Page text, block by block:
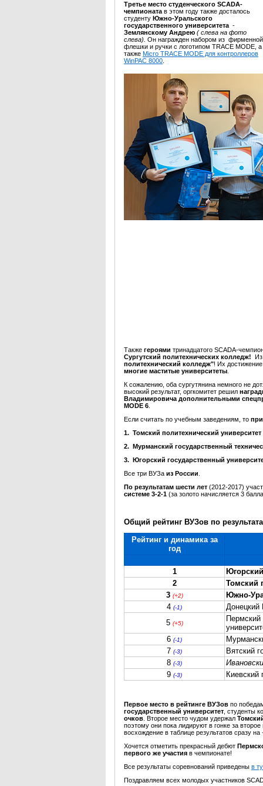
Третье место студенческого SCADA-
чемпионата в этом году также досталось
студенту Южно-Уральского
государственного университета -
Землянскому Андрею ( слева на фото
слева). Он награжден набором из фирменной
флешки и ручки с логотипом TRACE MODE, а
также Micro TRACE MODE для контроллеров
WinPAC 8000
Также героями тринадцатого SCADA-
Сургутский политехнических колледж!
политехнический колледж"! Их
многие маститые университеты
К сожалению, оба сургутянина немного не
высокий результат, оргкомитет решил
Владимировича дополнительными
MODE 6
Если считать по учебным заведениям, то
1. Томский политехнический университет
2. Мурманский государственный
3. Югорский государственный
Все три ВУЗа из России
По результатам шести лет (2012-2017)
системе 3-2-1 (за золото начисляется 3
Общий рейтинг ВУЗов по
Рейтинг и динамика за
год
1
2
Томский
3 (+2)
Южно-
4 (-1)
Донецкий
5 (+5)
Пермский
6 (-1)
7 (-3)
Вятский
8 (-3)
9 (-3) Киевский
Первое место в рейтинге ВУЗов по
государственный университет , студенты
очков . Второе место чудом удержал
поэтому они пока лидируют в гонке за
восхождение в таблице результатов сразу
Хочется отметить прекрасный дебют
первого же участия в чемпионате!
Все результаты соревнований приведены в
Поздравляем всех молодых участников